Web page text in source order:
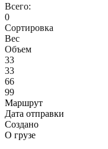
Всего:
0
Сортировка
Вес
Объем
33
33
66
99
Маршрут
Дата отправки
Создано
О грузе